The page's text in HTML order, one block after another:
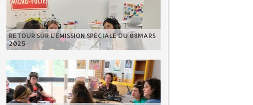
RETOUR SUR L'ÉMISSION SPÉCIALE DU 08MARS
2025